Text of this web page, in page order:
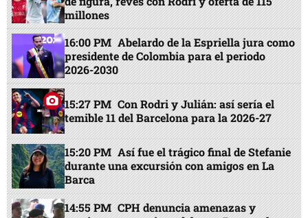
millones
16:00 PM Abelardo de la Espriella jura como
presidente de Colombia para el periodo
2026-2030
15:27 PM Con Rodri y Julián: así sería el
temible 11 del Barcelona para la 2026-27
15:20 PM Así fue el trágico final de Stefanie
durante una excursión con amigos en La
Barca
14:55 PM CPH denuncia amenazas y